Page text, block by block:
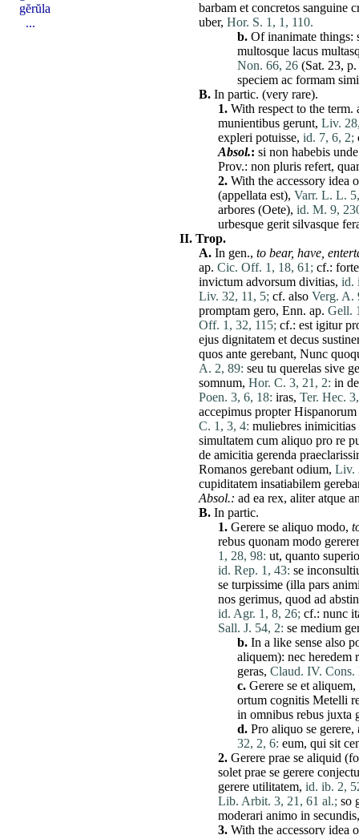
barbam et concretos sanguine
uber, Hor. S. 1, 1, 110.
b. Of inanimate things:
multosque lacus
Non. 66, 26 (Sat. 23,
speciem ac formam
B. In partic. (very rare).
1. With respect to the term.
munientibus gerunt, Liv.
expleri potuisse, id. 7, 6, 2;
Absol.: si non habebis unde
Prov.: non pluris refert,
2. With the accessory idea
(appellata est), Varr. L. L.
arbores (Oete), id. M. 9,
urbesque gerit silvasque
II. Trop.
A. In gen., to bear, have
ap. Cic. Off. 1, 18, 61; cf.:
invictum advorsum divitias, id.
Liv. 32, 11, 5; cf. also Verg. A.
promptam gero, Enn. ap. Gell.
Off. 1, 32, 115; cf.: est igitur
ejus dignitatem et decus
quos ante gerebant, Nunc
A. 2, 89: seu tu querelas sive
somnum, Hor. C. 3, 21, 2: in
Poen. 3, 6, 18: iras, Ter. Hec.
accepimus propter Hispanorum
C. 1, 3, 4: muliebres inimicitias
simultatem cum aliquo pro re
de amicitia gerenda
Romanos gerebant odium, Liv.
cupiditatem insatiabilem
Absol.: ad ea rex, aliter atque
B. In partic.
1. Gerere se aliquo modo,
rebus quonam modo
1, 28, 98: ut, quanto
id. Rep. 1, 43: se
se turpissime (illa pars
nos gerimus, quod ad
id. Agr. 1, 8, 26; cf.: nunc
Sall. J. 54, 2: se medium
b. In a like sense also
aliquem): nec heredem
geras, Claud. IV. Cons.
c. Gerere se et aliquem,
ortum cognitis Metelli
in omnibus rebus juxta
d. Pro aliquo se gerere,
32, 2, 6: eum, qui sit
2. Gerere prae se aliquid
solet prae se gerere
gerere utilitatem, id. ib. 2,
Lib. Arbit. 3, 21, 61 al.; so
moderari animo in secundis
3. With the accessory idea
gĕrŭla
...